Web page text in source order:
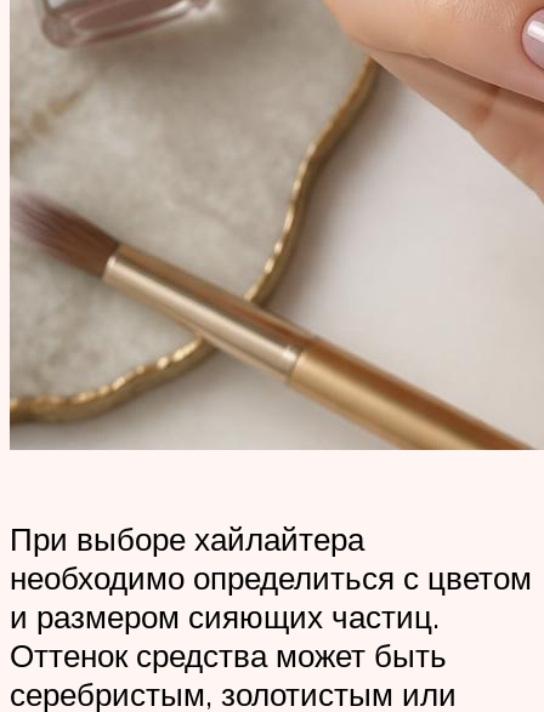
При выборе хайлайтера
необходимо определиться с цветом
и размером сияющих частиц.
Оттенок средства может быть
серебристым, золотистым или